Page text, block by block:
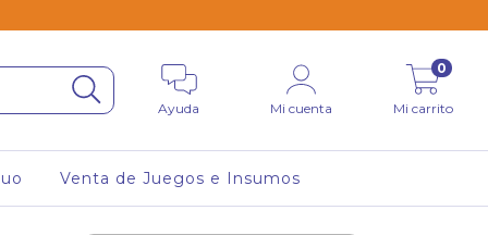
Ayuda Mi cuenta Mi carrito
0
Venta de Juegos e Insumos